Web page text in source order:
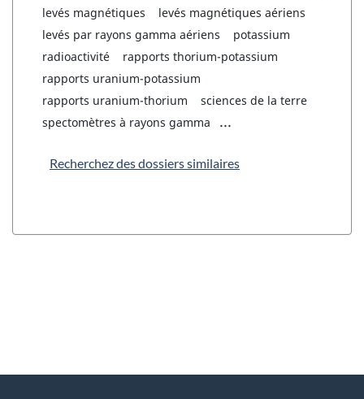
levés magnétiques
levés magnétiques aériens
levés par rayons gamma aériens
potassium
radioactivité
rapports thorium-potassium
rapports uranium-potassium
rapports uranium-thorium
sciences de la terre
spectomètres à rayons gamma
...
Recherchez des dossiers similaires
D